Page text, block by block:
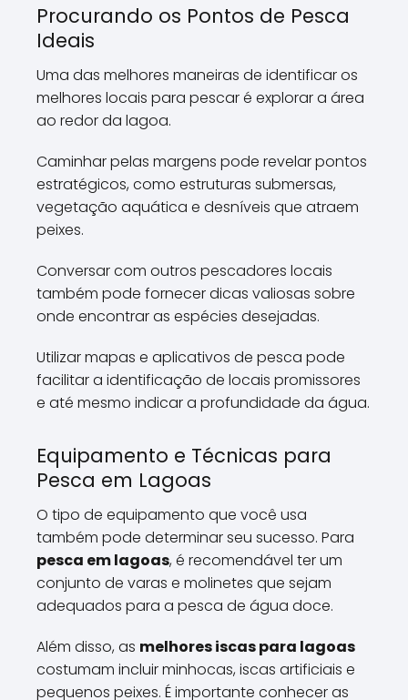
Procurando os Pontos de Pesca
Ideais
Uma das melhores maneiras de identificar os
melhores locais para pescar é explorar a área
ao redor da lagoa.
Caminhar pelas margens pode revelar pontos
estratégicos, como estruturas submersas,
vegetação aquática e desníveis que atraem
peixes.
Conversar com outros pescadores locais
também pode fornecer dicas valiosas sobre
onde encontrar as espécies desejadas.
Utilizar mapas e aplicativos de pesca pode
facilitar a identificação de locais promissores
e até mesmo indicar a profundidade da água.
Equipamento e Técnicas para
Pesca em Lagoas
O tipo de equipamento que você usa
também pode determinar seu sucesso. Para
pesca em lagoas, é recomendável ter um
conjunto de varas e molinetes que sejam
adequados para a pesca de água doce.
Além disso, as melhores iscas para lagoas
costumam incluir minhocas, iscas artificiais e
pequenos peixes. É importante conhecer as